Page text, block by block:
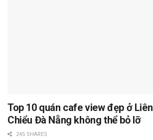
Top 10 quán cafe view đẹp ở Liên
Chiểu Đà Nẵng không thể bỏ lỡ
245 SHARES